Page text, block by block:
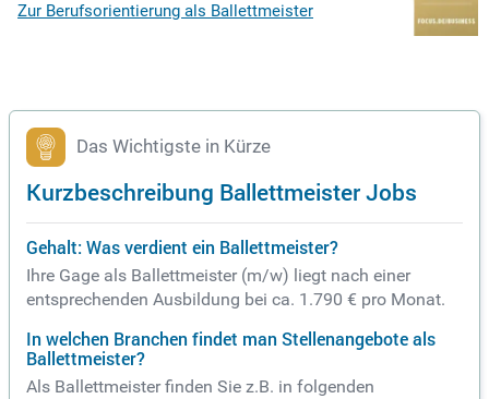
Zur Berufsorientierung als Ballettmeister
Das Wichtigste in Kürze
Kurzbeschreibung Ballettmeister Jobs
Gehalt: Was verdient ein Ballettmeister?
Ihre Gage als Ballettmeister (m/w) liegt nach einer
entsprechenden Ausbildung bei ca. 1.790 € pro Monat.
In welchen Branchen findet man Stellenangebote als
Ballettmeister?
Als Ballettmeister finden Sie z.B. in folgenden